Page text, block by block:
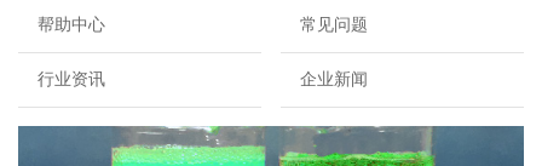
帮助中心 常见问题
行业资讯 企业新闻